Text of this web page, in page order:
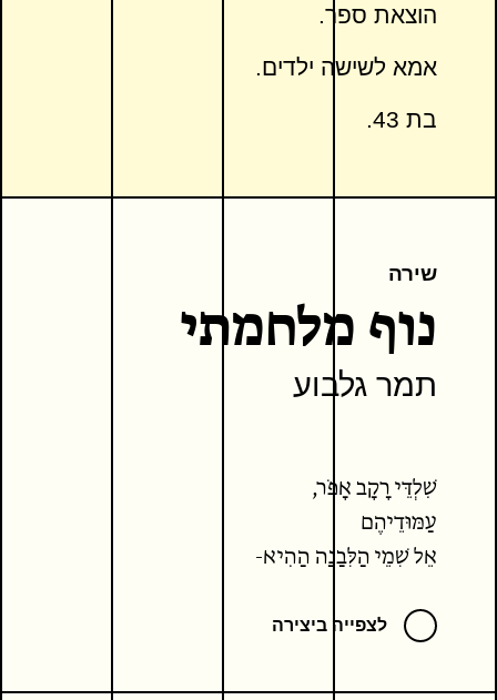
הוצאת ספר.
אמא לשישה ילדים.
בת 43.
שירה
נוף מלחמתי
תמר גלבוע
שִׁלְדֵּי רָקָב אָפֹר,
עַמּוּדֵיהֶם
אֶל שְׁמֵי הַלְּבָנָה הַהִיא-
לצפייה ביצירה